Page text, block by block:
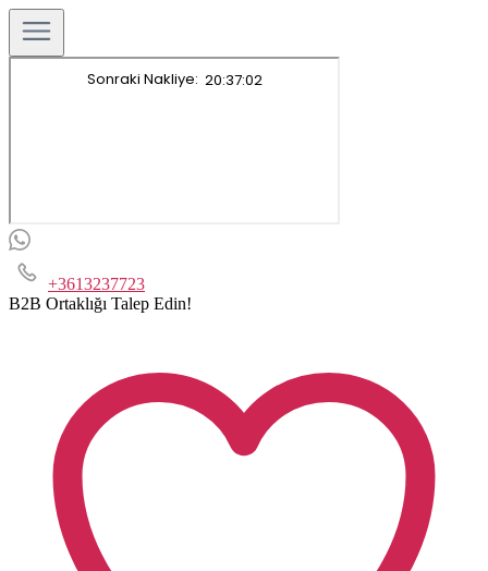
+3613237723
B2B Ortaklığı Talep Edin!